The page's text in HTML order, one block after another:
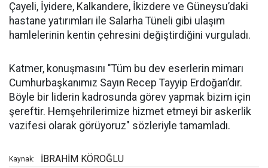
Çayeli, İyidere, Kalkandere, İkizdere ve Güneysu’daki
hastane yatırımları ile Salarha Tüneli gibi ulaşım
hamlelerinin kentin çehresini değiştirdiğini vurguladı.
Katmer, konuşmasını "Tüm bu dev eserlerin mimarı
Cumhurbaşkanımız Sayın Recep Tayyip Erdoğan’dır.
Böyle bir liderin kadrosunda görev yapmak bizim için
şereftir. Hemşehrilerimize hizmet etmeyi bir askerlik
vazifesi olarak görüyoruz" sözleriyle tamamladı.
Kaynak: İBRAHİM KÖROĞLU